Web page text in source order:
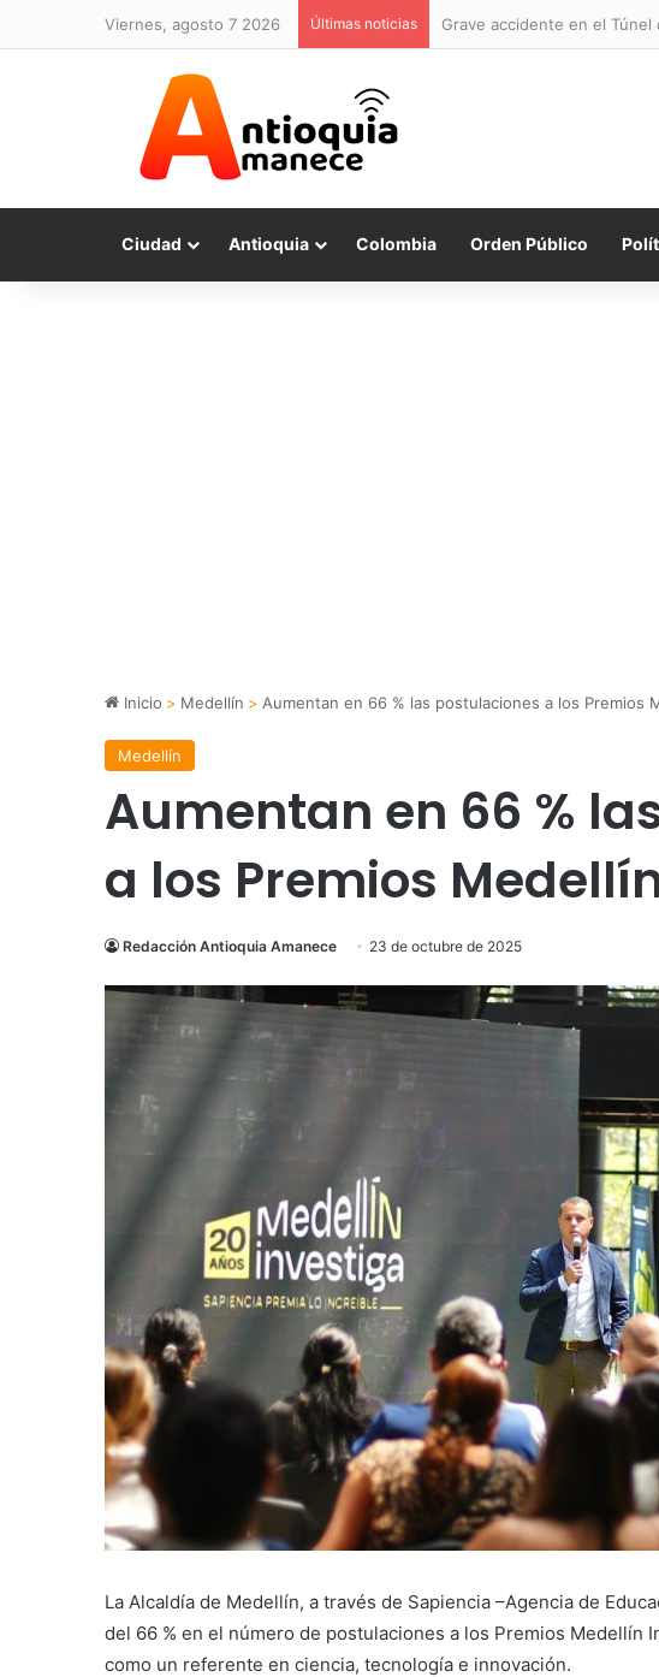
viernes, agosto 7 2026 Últimas noticias Grave accidente en el
Ciudad Antioquia Colombia Orden Público
Inicio > Medellín > Aumentan en 66 % las postulaciones a los Premios
Medellín
Aumentan en 66 %
a los Premios
Redacción Antioquia Amanece 23 de octubre de 2025
La Alcaldía de Medellín, a través de Sapiencia –Agencia de
del 66 % en el número de postulaciones a los Premios Medellín
como un referente en ciencia, tecnología e innovación.